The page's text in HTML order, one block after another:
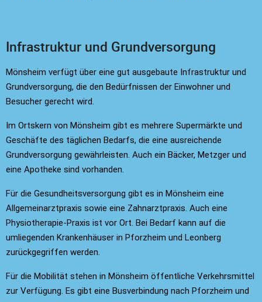
Infrastruktur und Grundversorgung
Mönsheim verfügt über eine gut ausgebaute Infrastruktur und
Grundversorgung, die den Bedürfnissen der Einwohner und
Besucher gerecht wird.
Im Ortskern von Mönsheim gibt es mehrere Supermärkte und
Geschäfte des täglichen Bedarfs, die eine ausreichende
Grundversorgung gewährleisten. Auch ein Bäcker, Metzger und
eine Apotheke sind vorhanden.
Für die Gesundheitsversorgung gibt es in Mönsheim eine
Allgemeinarztpraxis sowie eine Zahnarztpraxis. Auch eine
Physiotherapie-Praxis ist vor Ort. Bei Bedarf kann auf die
umliegenden Krankenhäuser in Pforzheim und Leonberg
zurückgegriffen werden.
Für die Mobilität stehen in Mönsheim öffentliche Verkehrsmittel
zur Verfügung. Es gibt eine Busverbindung nach Pforzheim und